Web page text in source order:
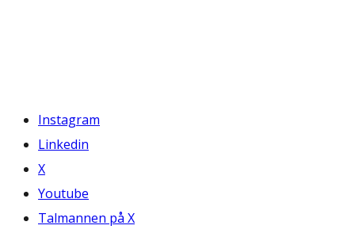
Instagram
Linkedin
X
Youtube
Talmannen på X